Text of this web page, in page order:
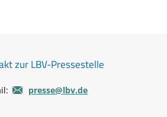
zur LBV-Pressestelle
presse@lbv.de